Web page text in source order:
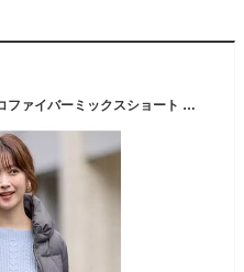
【SALE／20%OFF】【洗える】エコファイバーミックスショート ダウン any SiS エニィスィス ジャケット・アウター ダウンジャケット・ダウンベスト ホワイト ブラック【RBA_E】【送料無料】[Rakuten Fashion]